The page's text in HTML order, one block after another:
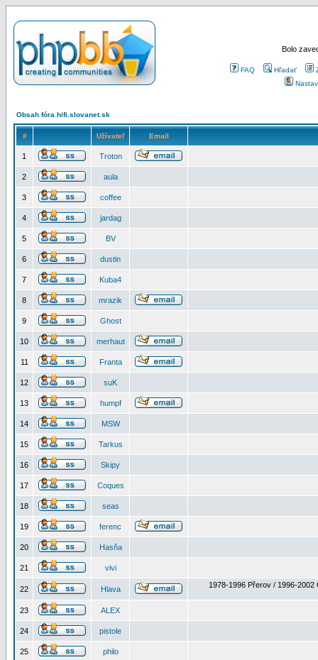
Bolo
FAQ Hľadať
Obsah fóra hifi.slovanet.sk
# Užívateľ Email
1 Troton
2 aula
3 coffee
4 jardag
5 BV
6 dustin
7 Kuba4
8 mrazik
9 Ghost
10 merhaut
11 Franta
12 suK
13 humpf
14 MSW
15 Tarkus
16 Skipy
17 Coques
18 seas
19 ferenc
20 Hasňa
21 vivi
22 Hlava 1978-1996 Přerov / 1996-2002
23 ALEX
24 pistole
25 philo